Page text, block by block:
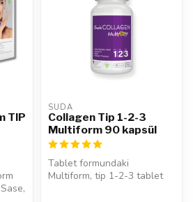
TIP
SUDA
Collagen Tip 1-2-3
Multiform 90 kapsül
Tablet formundaki
Multiform, tip 1-2-3 tablet